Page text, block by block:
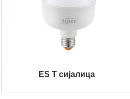
ES T сијалица